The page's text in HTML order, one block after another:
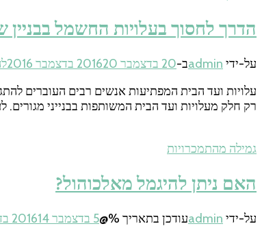
הדרך לחסוך בעלויות החשמל בבניין
על-ידי adminב-20 בדצמבר 2016 20 בדצמבר 2016
עלויות ועד הבית המפתיעות אנשים רבים העוברים
רק חלק מעלויות ועד הבית המשותפות בבנייני
גמילה מהתמכרויות
האם ניתן להיגמל מאלכוהול?
על-ידי adminעודכן בתאריך %@5 בדצמבר 2016 14 בדצמבר 2016